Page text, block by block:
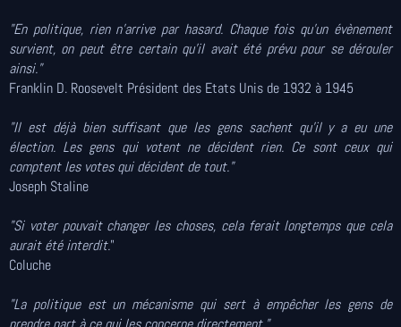
"En politique, rien n'arrive par hasard. Chaque fois qu'un évènement
survient, on peut être certain qu'il avait été prévu pour se dérouler
ainsi."
Franklin D. Roosevelt Président des Etats Unis de 1932 à 1945
"Il est déjà bien suffisant que les gens sachent qu'il y a eu une
élection. Les gens qui votent ne décident rien. Ce sont ceux qui
comptent les votes qui décident de tout."
Joseph Staline
"Si voter pouvait changer les choses, cela ferait longtemps que cela
aurait été interdit."
Coluche
"La politique est un mécanisme qui sert à empêcher les gens de